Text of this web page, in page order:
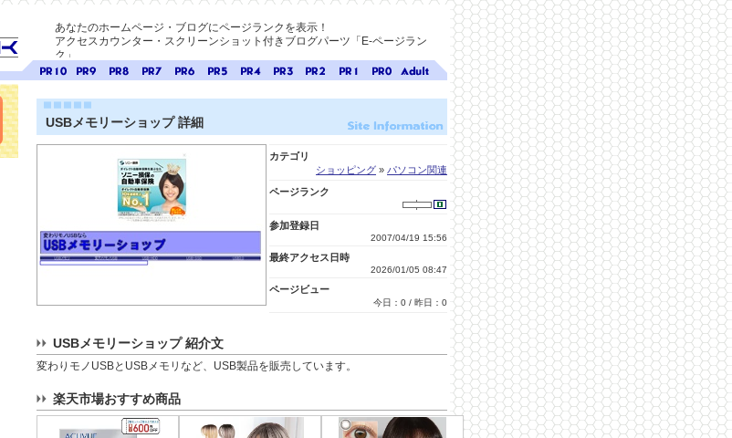
あなたのホームページ・ブログにページランクを表示！
アクセスカウンター・スクリーンショット付きブログパーツ「E-ページラン
ク」
ランク
10
ランク
9
ランクランクランク
6
ランクランクランクランクランクランクダルト
検索
A-ペー
ク
USBメモリーショップ 詳細
カテゴリ
ショッピング » パソコン関連
ページランク
参加登録日
2007/04/19 15:56
最終アクセス日時
2026/01/05 08:47
ページビュー
今日：0 / 昨日：0
USBメモリーショップ 紹介文
変わりモノUSBとUSBメモリなど、USB製品を販売しています。
楽天市場おすすめ商品